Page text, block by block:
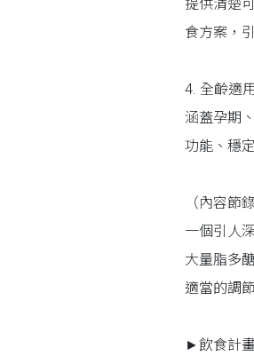
提供清楚
食方案，
4. 全齡適
涵蓋孕期
功能、穩
（內容節錄
一個引人
大量脂多
適當的調
►飲食計